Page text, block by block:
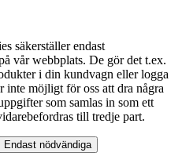
säkerställer endast
vår webbplats. De gör det t.ex.
i din kundvagn eller logga
möjligt för oss att dra några
som samlas in som ett
till tredje part.
Endast nödvändiga